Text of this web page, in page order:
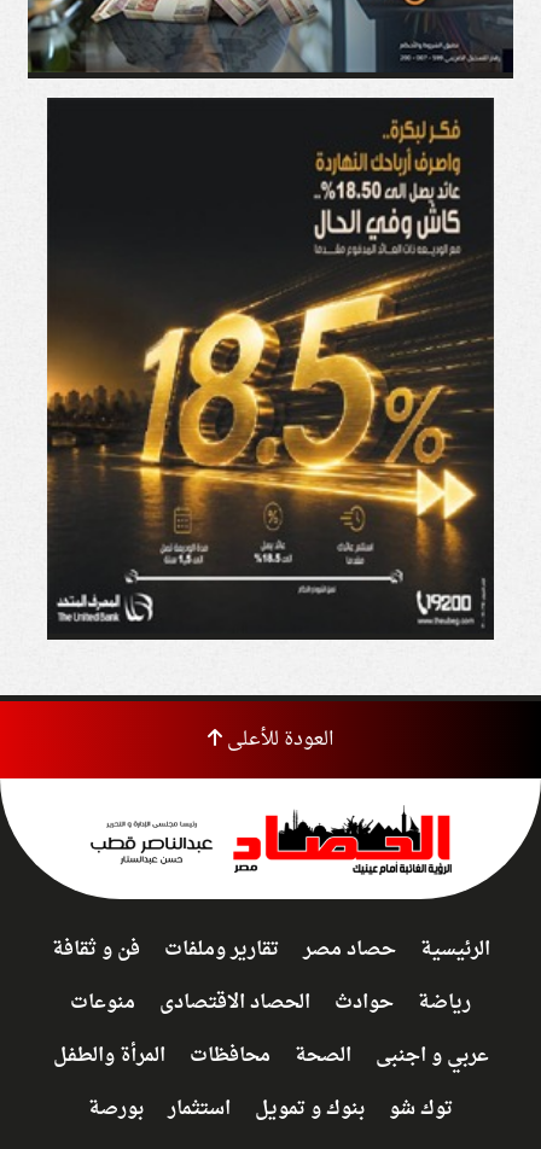
العودة للأعلى
الرئيسية حصاد مصر تقارير وملفات
فن و ثقافة
رياضة
حوادث الحصاد الاقتصادى
منوعات
عربي و اجنبى
الصحة محافظات
المرأة والطفل
توك شو
بنوك و تمويل استثمار
بورصة